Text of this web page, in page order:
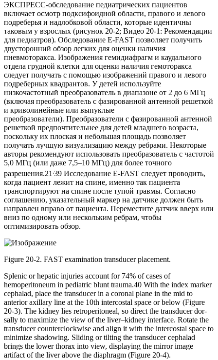
ЭКСПРЕСС-обследование педиатрических пациентов
включает осмотр подксифоидной области, правого и левого
подреберья и надлобковой области, которые идентичны
таковым у взрослых (рисунок 20-2; Видео 20-1: Рекомендации
для педиатров). Обследование E-FAST позволяет получить
двусторонний обзор легких для оценки наличия
пневмоторакса. Изображения гемидиафрагм и каудального
отдела грудной клетки для оценки наличия гемоторакса
следует получать с помощью изображений правого и левого
подреберных квадрантов. У детей используйте
низкочастотный преобразователь в диапазоне от 2 до 6 МГц
(включая преобразователь с фазированной антенной решеткой
и криволинейные или выпуклые
преобразователи). Преобразователи с фазированной антенной
решеткой предпочтительнее для детей младшего возраста,
поскольку их плоская и небольшая площадь позволяет
получать лучшую визуализацию между ребрами. Некоторые
авторы рекомендуют использовать преобразователь с частотой
5,0 МГц (или даже 7,5–10 МГц) для более точного
разрешения.21,39 Исследование E-FAST следует проводить,
когда пациент лежит на спине, именно так пациента
транспортируют на спине после тупой травмы. Согласно
соглашению, указательный маркер на датчике должен быть
направлен вправо от пациента. Переместите датчик вверх или
вниз по одному или нескольким ребрам, чтобы
оптимизировать обзор.
Figure 20-2. FAST examination transducer placement.
Splenic or hepatic injuries account for 74% of cases of
hemoperitoneum in pediatric blunt trauma.40 With the index marker
cephalad, place the transducer in a coronal plane in the mid to
anterior axillary line at the 10th intercostal space or below (Figure
20-3). The kidney lies retroperitoneal, so direct the transducer dor-
sally to maximize the view of the liver–kidney interface. Rotate the
transducer counterclockwise and align it with the intercostal space to
minimize shadowing. Sliding or tilting the transducer cephalad
brings the lower thorax into view, displaying the mirror image
artifact of the liver above the diaphragm (Figure 20-4).